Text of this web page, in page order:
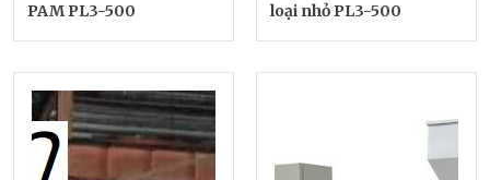
PAM PL3-500
loại nhỏ PL3-500